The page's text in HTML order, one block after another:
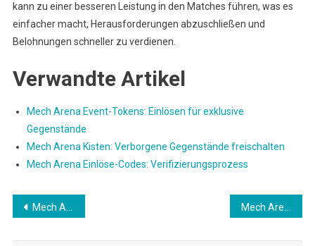
kann zu einer besseren Leistung in den Matches führen, was es
einfacher macht, Herausforderungen abzuschließen und
Belohnungen schneller zu verdienen.
Verwandte Artikel
Mech Arena Event-Tokens: Einlösen für exklusive
Gegenstände
Mech Arena Kisten: Verborgene Gegenstände freischalten
Mech Arena Einlöse-Codes: Verifizierungsprozess
Post
navigation
Mech Arena Kisten: Saisonale Events und Sonderangebote Mech Arena Battle Pass: Exklusive Events für Abonnenten